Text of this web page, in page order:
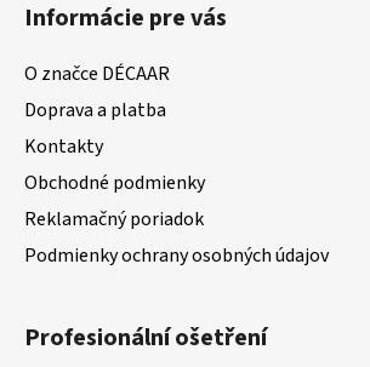
Informácie pre vás
O značce DÉCAAR
Doprava a platba
Kontakty
Obchodné podmienky
Reklamačný poriadok
Podmienky ochrany osobných údajov
Profesionální ošetření